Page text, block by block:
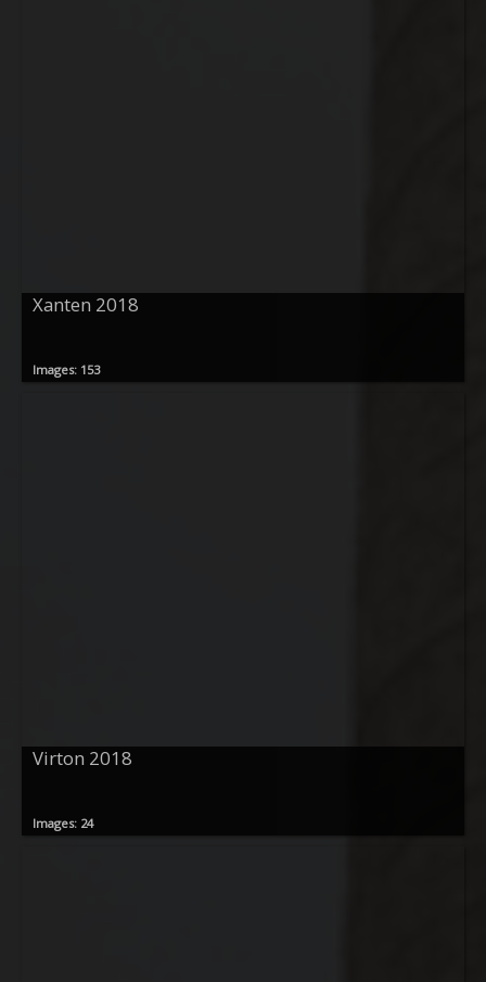
Xanten 2018
Images: 153
Virton 2018
Images: 24